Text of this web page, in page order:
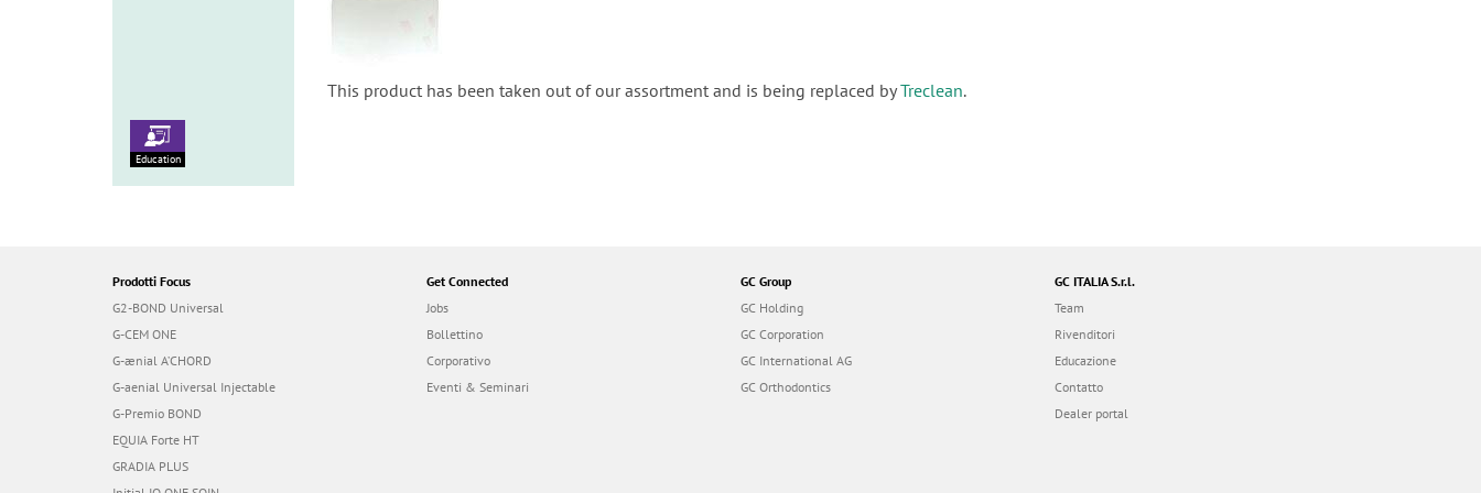
This product has been taken out of our assortment and is being replaced byTreclean.
Education
Prodotti Focus
G2-BOND Universal
G-CEM ONE
G-ænial A’CHORD
G-aenial Universal Injectable
G-Premio BOND
EQUIA Forte HT
GRADIA PLUS
Get Connected
Jobs
Bollettino
Corporativo
Eventi & Seminari
GC Group
GC Holding
GC Corporation
GC International AG
GC Orthodontics
GC ITALIA S.r.l.
Team
Rivenditori
Educazione
Contatto
Dealer portal